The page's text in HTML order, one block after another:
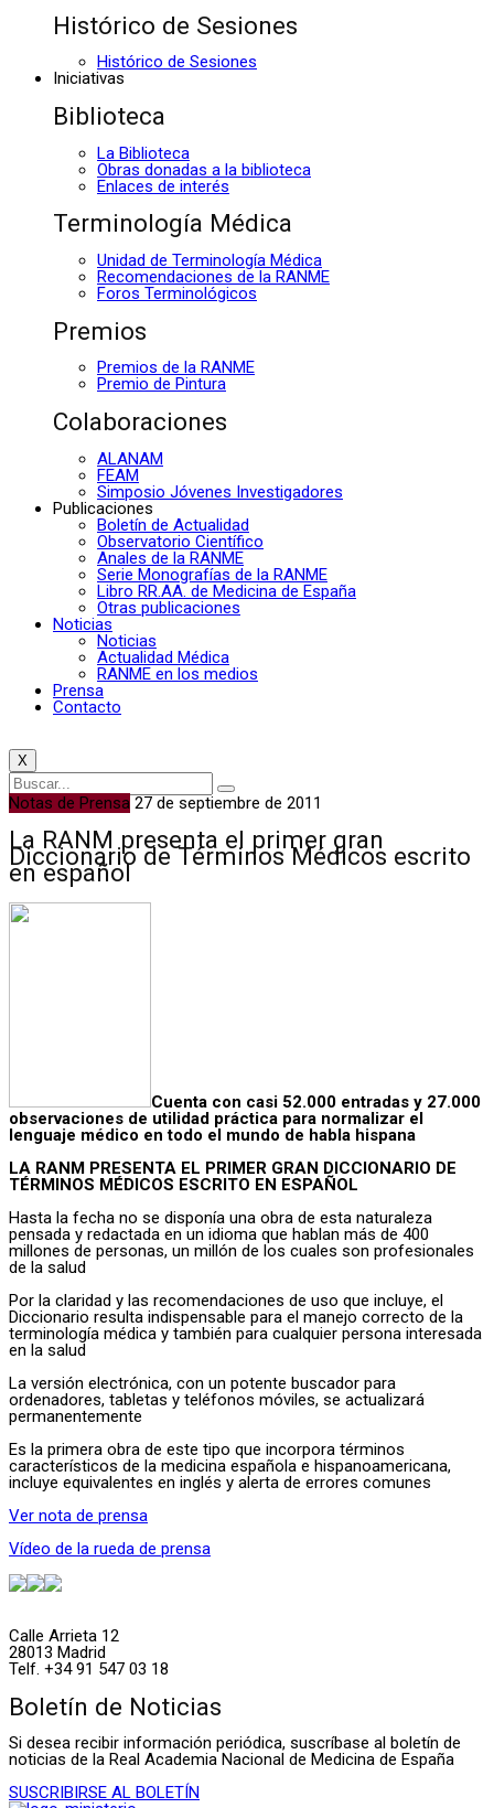
Histórico de Sesiones
Histórico de Sesiones
Iniciativas
Biblioteca
La Biblioteca
Obras donadas a la biblioteca
Enlaces de interés
Terminología Médica
Unidad de Terminología Médica
Recomendaciones de la RANME
Foros Terminológicos
Premios
Premios de la RANME
Premio de Pintura
Colaboraciones
ALANAM
FEAM
Simposio Jóvenes Investigadores
Publicaciones
Boletín de Actualidad
Observatorio Científico
Anales de la RANME
Serie Monografías de la RANME
Libro RR.AA. de Medicina de España
Otras publicaciones
Noticias
Noticias
Actualidad Médica
RANME en los medios
Prensa
Contacto
X
Notas de Prensa 27 de septiembre de 2011
La RANM presenta el primer gran
Diccionario de Términos Médicos escrito
en español
Cuenta con casi 52.000 entradas y 27.000
observaciones de utilidad práctica para normalizar el
lenguaje médico en todo el mundo de habla hispana
LA RANM PRESENTA EL PRIMER GRAN DICCIONARIO DE
TÉRMINOS MÉDICOS ESCRITO EN ESPAÑOL
Hasta la fecha no se disponía una obra de esta naturaleza
pensada y redactada en un idioma que hablan más de 400
millones de personas, un millón de los cuales son profesionales
de la salud
Por la claridad y las recomendaciones de uso que incluye, el
Diccionario resulta indispensable para el manejo correcto de la
terminología médica y también para cualquier persona interesada
en la salud
La versión electrónica, con un potente buscador para
ordenadores, tabletas y teléfonos móviles, se actualizará
permanentemente
Es la primera obra de este tipo que incorpora términos
característicos de la medicina española e hispanoamericana,
incluye equivalentes en inglés y alerta de errores comunes
Ver nota de prensa
Vídeo de la rueda de prensa
Calle Arrieta 12
28013 Madrid
Telf. +34 91 547 03 18
Boletín de Noticias
Si desea recibir información periódica, suscríbase al boletín de
noticias de la Real Academia Nacional de Medicina de España
SUSCRIBIRSE AL BOLETÍN